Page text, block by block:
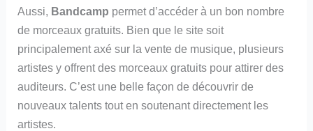
Aussi, Bandcamp permet d’accéder à un bon nombre
de morceaux gratuits. Bien que le site soit
principalement axé sur la vente de musique, plusieurs
artistes y offrent des morceaux gratuits pour attirer des
auditeurs. C’est une belle façon de découvrir de
nouveaux talents tout en soutenant directement les
artistes.